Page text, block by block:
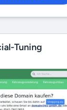
Tuning